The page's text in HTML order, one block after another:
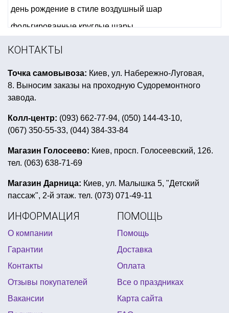
день рождение в стиле воздушный шар
фольгированные круглые шары
юбки для гавайской вечеринки
конфетти для воздушных шаров
трубочки для коктейлей цена
день рождения в стиле микки маус
новогодняя гирлянда с бумаги
воздушные шары на день рождения девушке
декорации в морском стиле
фотобутафория киев купить
мексиканская атрибутика
день рождения в стиле леди баг и супер кот
купить воздушные шарики в киеве
украшения на гавайскую вечеринку
карнавальные ушки
цифры свечи
магазин необычных светильников
КОНТАКТЫ
Точка самовывоза: Киев, ул. Набережно-Луговая,
8. Выносим заказы на проходную Судоремонтного
завода.
Колл-центр: (093) 662-77-94, (050) 144-43-10,
(067) 350-55-33, (044) 384-33-84
Магазин Голосеево: Киев, просп. Голосеевский, 126.
тел. (063) 638-71-69
Магазин Дарница: Киев, ул. Малышка 5, "Детский
пассаж", 2-й этаж. тел. (073) 071-49-11
ИНФОРМАЦИЯ
О компании
Гарантии
Контакты
Отзывы покупателей
Вакансии
ПОМОЩЬ
Помощь
Доставка
Оплата
Все о праздниках
Карта сайта